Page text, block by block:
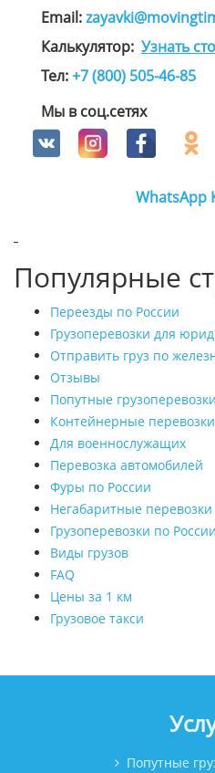
Email:
Калькулятор: Узнать
Тел:+7 (800) 505-46-85
Мы в соц.сетях
WhatsApp
Популярные
Переезды по России
Грузоперевозки для
Отправить груз по
Отзывы
Попутные грузоперевозки
Контейнерные перевозки
Для военнослужащих
Перевозка автомобилей
Фуры по России
Негабаритные перевозки
Грузоперевозки по России
Виды грузов
FAQ
Цены за 1 км
Грузовое такси
Попутные